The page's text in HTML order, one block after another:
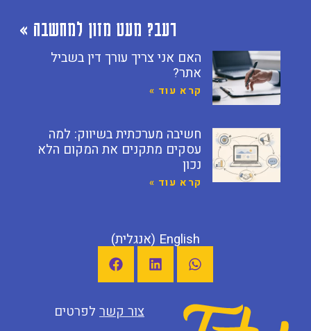
רעב? מעט מזון למחשבה »
האם אני צריך עורך דין בשביל
אתר?
קרא עוד »
חשיבה מערכתית בשיווק: למה
עסקים מתקנים את המקום הלא
נכון
קרא עוד »
English
(אנגלית)
צור קשר לפרטים